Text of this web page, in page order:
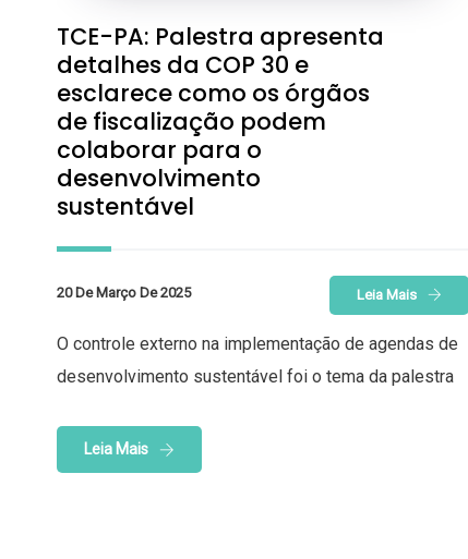
TCE-PA: Palestra apresenta
detalhes da COP 30 e
esclarece como os órgãos
de fiscalização podem
colaborar para o
desenvolvimento
sustentável
20 De Março De 2025 Leia Mais
O controle externo na implementação de agendas de
desenvolvimento sustentável foi o tema da palestra
Leia Mais